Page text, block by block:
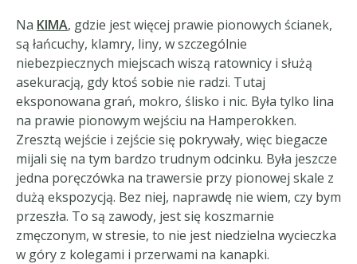
Na KIMA, gdzie jest więcej prawie pionowych ścianek,
są łańcuchy, klamry, liny, w szczególnie
niebezpiecznych miejscach wiszą ratownicy i służą
asekuracją, gdy ktoś sobie nie radzi. Tutaj
eksponowana grań, mokro, ślisko i nic. Była tylko lina
na prawie pionowym wejściu na Hamperokken.
Zresztą wejście i zejście się pokrywały, więc biegacze
mijali się na tym bardzo trudnym odcinku. Była jeszcze
jedna poręczówka na trawersie przy pionowej skale z
dużą ekspozycją. Bez niej, naprawdę nie wiem, czy bym
przeszła. To są zawody, jest się koszmarnie
zmęczonym, w stresie, to nie jest niedzielna wycieczka
w góry z kolegami i przerwami na kanapki.